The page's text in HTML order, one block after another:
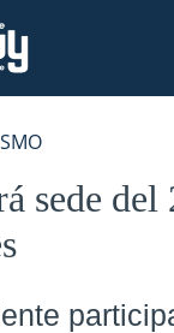
sede del